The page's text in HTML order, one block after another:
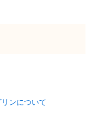
ンについて